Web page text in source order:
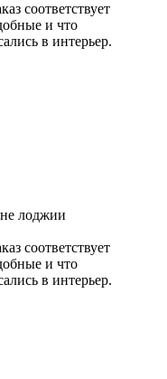
соответствует
и что
в интерьер.
лоджии
соответствует
и что
в интерьер.